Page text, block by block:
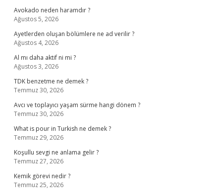
Avokado neden haramdır ?
Ağustos 5, 2026
Ayetlerden oluşan bölümlere ne ad verilir ?
Ağustos 4, 2026
Al mı daha aktif ni mi ?
Ağustos 3, 2026
TDK benzetme ne demek ?
Temmuz 30, 2026
Avcı ve toplayıcı yaşam sürme hangi dönem ?
Temmuz 30, 2026
What is pour in Turkish ne demek ?
Temmuz 29, 2026
Koşullu sevgi ne anlama gelir ?
Temmuz 27, 2026
Kemik görevi nedir ?
Temmuz 25, 2026